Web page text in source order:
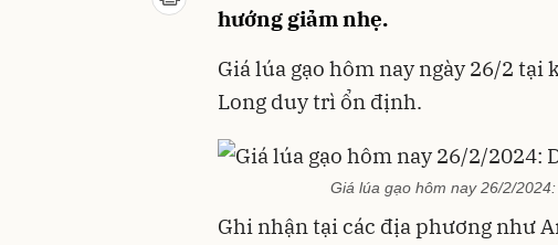
hướng giảm nhẹ.
Giá lúa gạo hôm nay ngày 26/2 tại
Long duy trì ổn định.
Giá lúa gạo hôm nay 26/2/
Ghi nhận tại các địa phương như